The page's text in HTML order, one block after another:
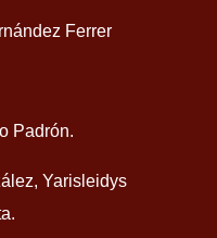
Ferrer
Padrón.
Yarisleidys